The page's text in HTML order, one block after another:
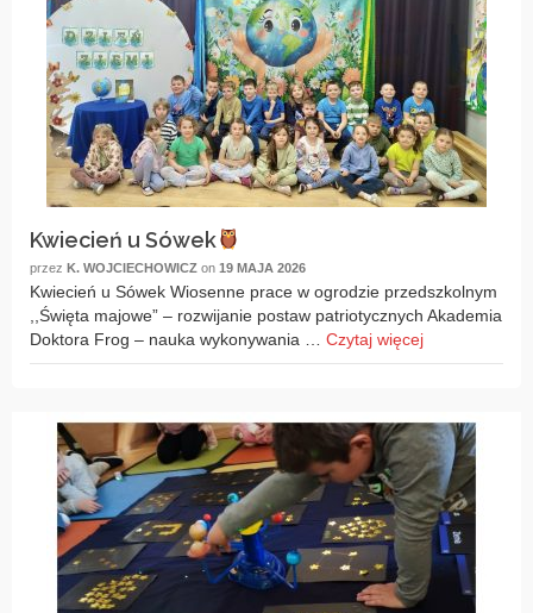
Kwiecień u Sówek
przez K. WOJCIECHOWICZ on 19 MAJA 2026
Kwiecień u Sówek Wiosenne prace w ogrodzie przedszkolnym
,,Święta majowe” – rozwijanie postaw patriotycznych Akademia
Doktora Frog – nauka wykonywania … Czytaj więcej